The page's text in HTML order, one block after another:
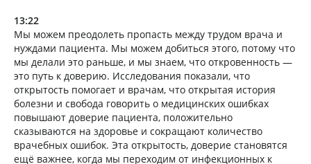
13:22
Мы можем преодолеть пропасть между трудом врача и
нуждами пациента. Мы можем добиться этого, потому что
мы делали это раньше, и мы знаем, что откровенность —
это путь к доверию. Исследования показали, что
открытость помогает и врачам, что открытая история
болезни и свобода говорить о медицинских ошибках
повышают доверие пациента, положительно
сказываются на здоровье и сокращают количество
врачебных ошибок. Эта открытость, доверие становятся
ещё важнее, когда мы переходим от инфекционных к